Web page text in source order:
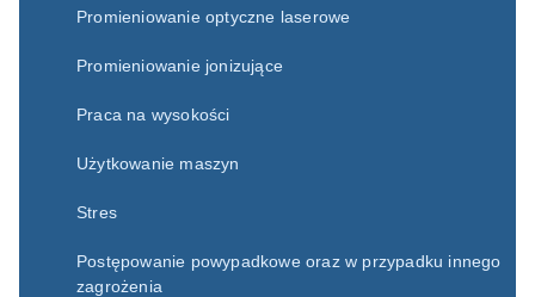
Promieniowanie optyczne laserowe
Promieniowanie jonizujące
Praca na wysokości
Użytkowanie maszyn
Stres
Postępowanie powypadkowe oraz w przypadku innego
zagrożenia